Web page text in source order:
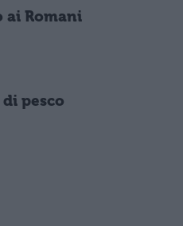
ai Romani
pesco